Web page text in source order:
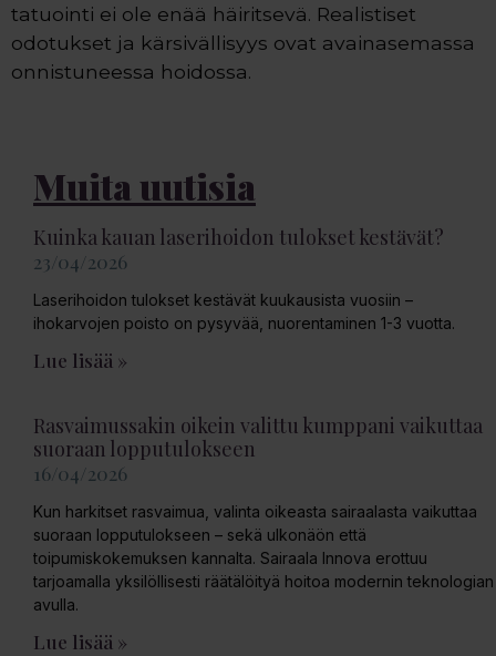
tatuointi ei ole enää häiritsevä. Realistiset
odotukset ja kärsivällisyys ovat avainasemassa
onnistuneessa hoidossa.
Muita uutisia
Kuinka kauan laserihoidon tulokset kestävät?
23/04/2026
Laserihoidon tulokset kestävät kuukausista vuosiin –
ihokarvojen poisto on pysyvää, nuorentaminen 1-3 vuotta.
Lue lisää »
Rasvaimussakin oikein valittu kumppani vaikuttaa
suoraan lopputulokseen
16/04/2026
Kun harkitset rasvaimua, valinta oikeasta sairaalasta vaikuttaa
suoraan lopputulokseen – sekä ulkonäön että
toipumiskokemuksen kannalta. Sairaala Innova erottuu
tarjoamalla yksilöllisesti räätälöityä hoitoa modernin teknologian
avulla.
Lue lisää »